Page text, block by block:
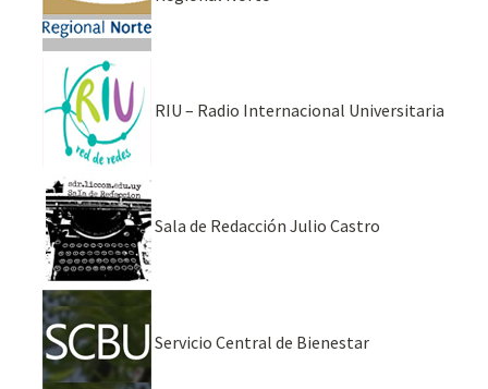
RIU – Radio Internacional Universitaria
Sala de Redacción Julio Castro
Servicio Central de Bienestar